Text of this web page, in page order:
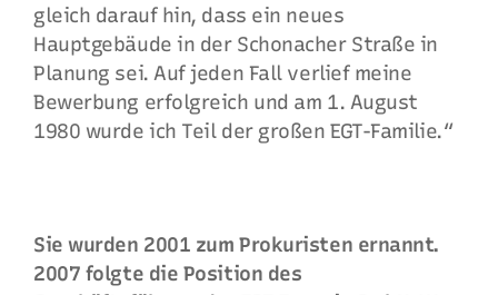
gleich darauf hin, dass ein neues
Hauptgebäude in der Schonacher Straße in
Planung sei. Auf jeden Fall verlief meine
Bewerbung erfolgreich und am 1. August
1980 wurde ich Teil der großen EGT-Familie.“
Sie wurden 2001 zum Prokuristen ernannt.
2007 folgte die Position des